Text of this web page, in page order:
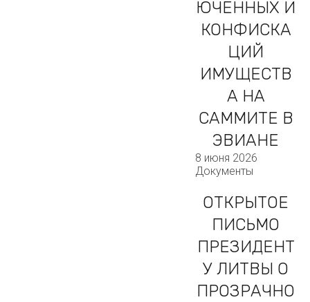
ЮЧЕННЫХ И
КОНФИСКА
ЦИЙ
ИМУЩЕСТВ
А НА
САММИТЕ В
ЭВИАНЕ
8 июня 2026
Документы
ОТКРЫТОЕ
ПИСЬМО
ПРЕЗИДЕНТ
У ЛИТВЫ О
ПРОЗРАЧНО